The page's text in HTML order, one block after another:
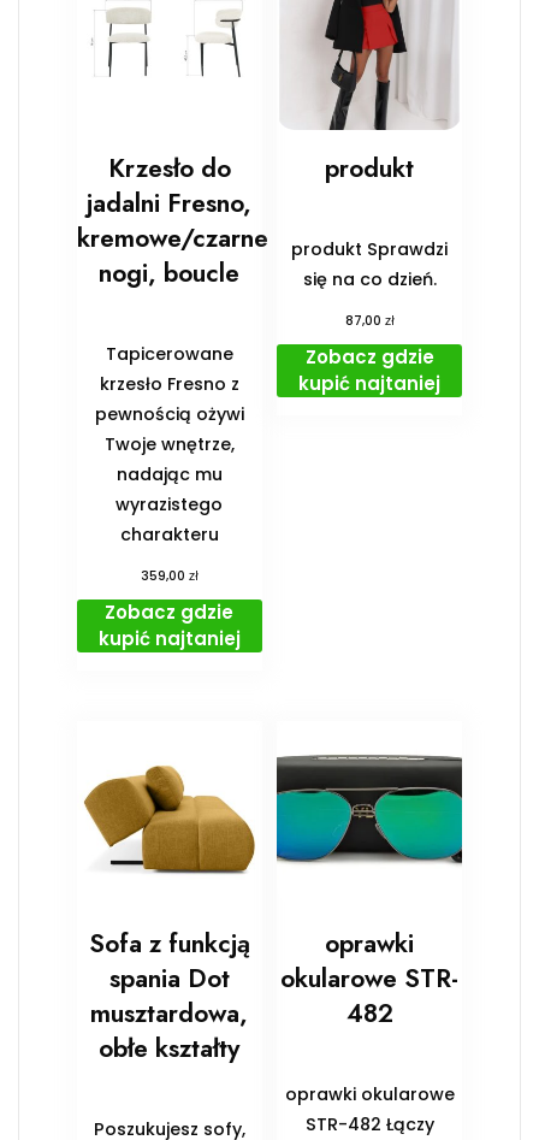
Krzesło do
jadalni Fresno,
kremowe/czarne
nogi, boucle
Tapicerowane
krzesło Fresno z
pewnością ożywi
Twoje wnętrze,
nadając mu
wyrazistego
charakteru
359,00 zł
Zobacz gdzie
kupić najtaniej
produkt
produkt Sprawdzi
się na co dzień.
87,00 zł
Zobacz gdzie
kupić najtaniej
Sofa z funkcją
spania Dot
musztardowa,
obłe kształty
Poszukujesz sofy,
oprawki
okularowe STR-
482
oprawki okularowe
STR-482 Łączy